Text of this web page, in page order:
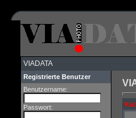
VIADATA
Registrierte Benutzer
Benutzername:
Passwort: